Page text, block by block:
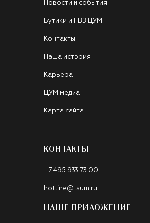
Новости и события
Бутики и ПВЗ ЦУМ
Контакты
Наша история
Карьера
ЦУМ медиа
Карта сайта
КОНТАКТЫ
+7 495 933 73 00
hotline@tsum.ru
НАШЕ ПРИЛОЖЕНИЕ